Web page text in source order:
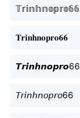
𝕋𝕣𝕚𝕟𝕙𝕟𝕠𝕡𝕣𝕠𝟞𝟞
𝐓𝐫𝐢𝐧𝐡𝐧𝐨𝐩𝐫𝐨𝟔𝟔
𝙏𝙧𝙞𝙣𝙝𝙣𝙤𝙥𝙧𝙤66
𝘛𝘳𝘪𝘯𝘩𝘯𝘰𝘱𝘳𝘰66